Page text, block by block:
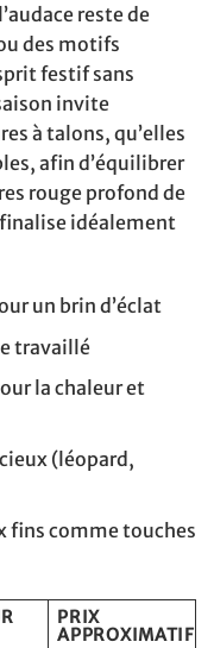
reste de
des motifs
festif sans
invite
à talons, qu’elles
afin d’équilibrer
rouge profond de
idéalement
un brin d’éclat
travaillé
la chaleur et
(léopard,
fins comme touches
PRIX
APPROXIMATIF